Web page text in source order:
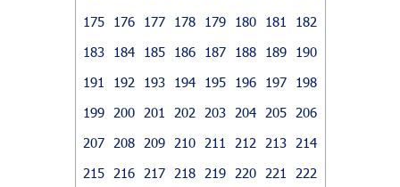
175
176 177 178 179 180 181
182
183
184 185 186 187 188 189
190
191
192 193 194 195 196 197
198
199
200 201 202 203 204 205
206
207
208 209 210 211 212 213
214
215
216 217 218 219 220 221
222